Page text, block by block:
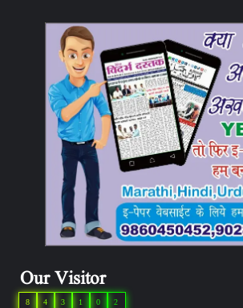
Our Visitor
2
0
1
3
4
8